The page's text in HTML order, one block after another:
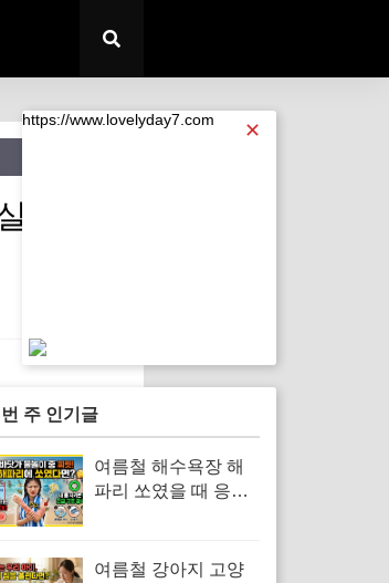
내 데
✕
https://www.lovelyday7.com
주 인기글
여름철 해수욕장 해
파리 쏘였을 때 응급
바닷물 세척 수칙
여름철 강아지 고양